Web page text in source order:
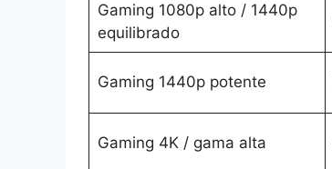
Gaming 1080p alto / 1440p
equilibrado
Gaming 1440p potente
Gaming 4K / gama alta